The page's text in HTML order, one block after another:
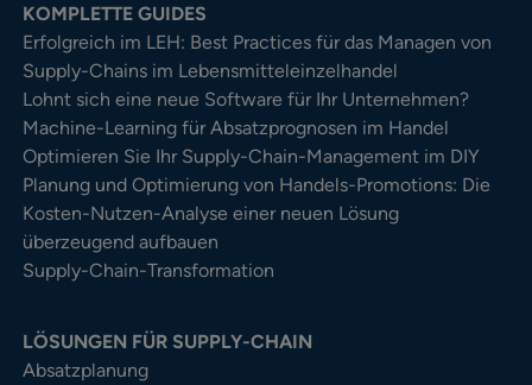
KOMPLETTE GUIDES
Erfolgreich im LEH: Best Practices für das Managen von
Supply-Chains im Lebensmitteleinzelhandel
Lohnt sich eine neue Software für Ihr Unternehmen?
Machine-Learning für Absatzprognosen im Handel
Optimieren Sie Ihr Supply-Chain-Management im DIY
Planung und Optimierung von Handels-Promotions: Die
Kosten-Nutzen-Analyse einer neuen Lösung
überzeugend aufbauen
Supply-Chain-Transformation
LÖSUNGEN FÜR SUPPLY-CHAIN
Absatzplanung